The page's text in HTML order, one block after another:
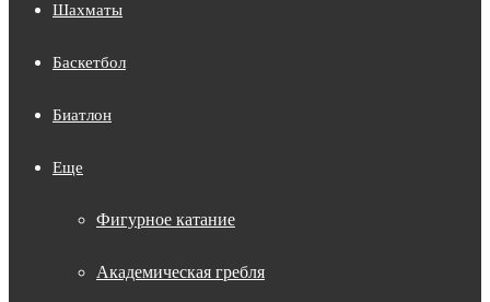
Шахматы
Баскетбол
Биатлон
Еще
Фигурное катание
Академическая гребля